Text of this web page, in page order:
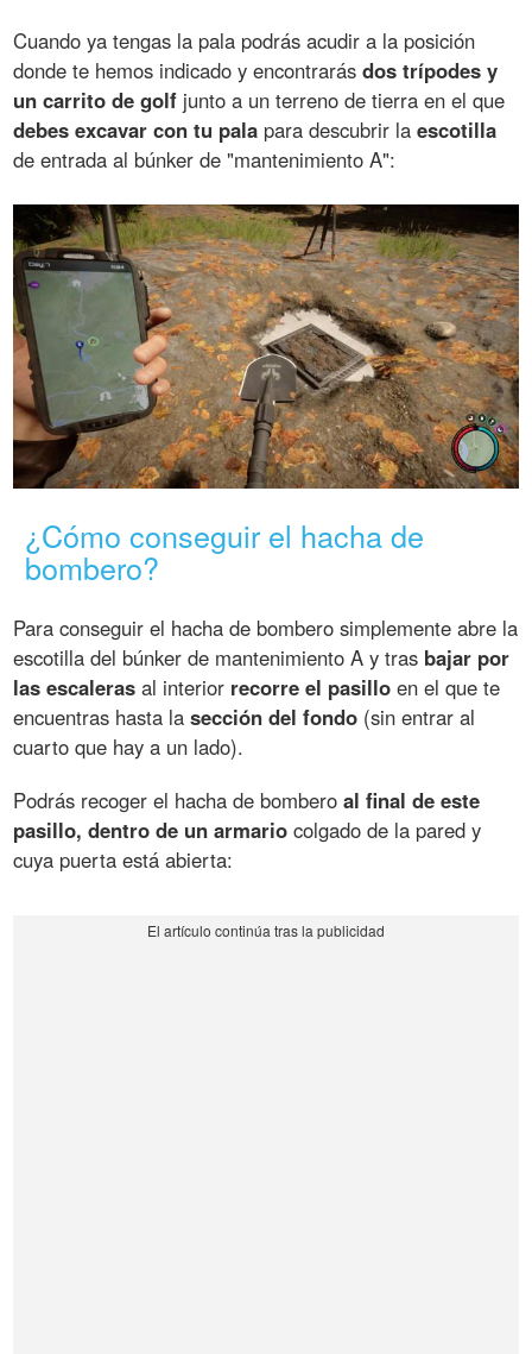
Cuando ya tengas la pala podrás acudir a la posición
donde te hemos indicado y encontrarásdos trípodes y
un carrito de golf junto a un terreno de tierra en el que
debes excavar con tu pala para descubrir laescotilla
de entrada al búnker de "mantenimiento A":
¿Cómo conseguir el hacha de
bombero?
Para conseguir el hacha de bombero simplemente abre la
escotilla del búnker de mantenimiento A y tras bajar por
las escaleras al interior recorre el pasillo en el que te
encuentras hasta lasección del fondo (sin entrar al
cuarto que hay a un lado).
Podrás recoger el hacha de bomberoal final de este
pasillo, dentro de un armario colgado de la pared y
cuya puerta está abierta: